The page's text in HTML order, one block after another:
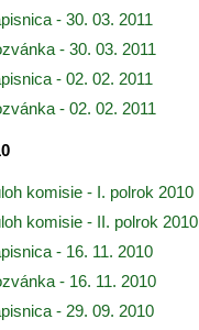
- 30. 03. 2011
- 30. 03. 2011
- 02. 02. 2011
- 02. 02. 2011
komisie - I. polrok 2010
komisie - II. polrok 2010
- 16. 11. 2010
- 16. 11. 2010
- 29. 09. 2010